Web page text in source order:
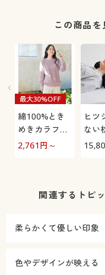
この商品
綿100%とき
めきカラフル
ニット
最大30%OFF
2,761 円～
ヒツ
ない
極-
関連するトピ
柔らかくて優しい印象
色やデザインが映える